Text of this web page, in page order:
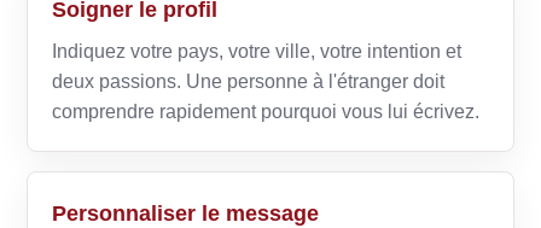
Soigner le profil
Indiquez votre pays, votre ville, votre intention et
deux passions. Une personne à l'étranger doit
comprendre rapidement pourquoi vous lui écrivez.
Personnaliser le message